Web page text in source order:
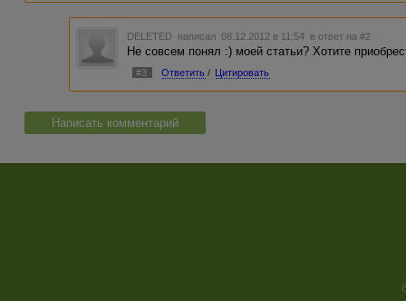
DELETED написал 08.12.2012 в 11:54 в ответ на #2
Не совсем понял :) моей статьи? Хотите
#3 Ответить / Цитировать
Написать комментарий